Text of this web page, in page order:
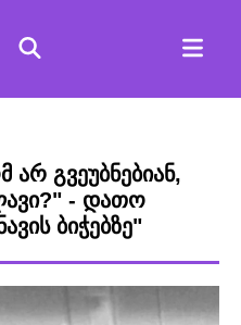
გვეუბნებიან,
- დათო
ბიჭებზე"